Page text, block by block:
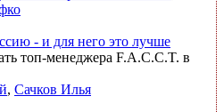
- и для него это лучше
топ-менеджера F.A.C.C.T. в
, Сачков Илья